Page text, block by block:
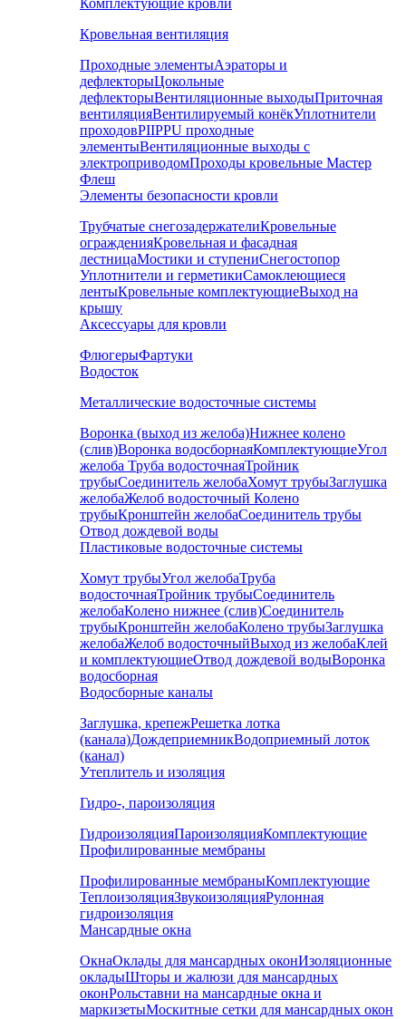
Комплектующие кровли
Кровельная вентиляция
Проходные элементыАэраторы и
дефлекторыЦокольные
дефлекторыВентиляционные выходыПриточная
вентиляцияВентилируемый конёкУплотнители
проходовPIIPPU проходные
элементыВентиляционные выходы с
электроприводомПроходы кровельные Мастер
Флеш
Элементы безопасности кровли
Трубчатые снегозадержателиКровельные
огражденияКровельная и фасадная
лестницаМостики и ступениСнегостопор
Уплотнители и герметикиСамоклеющиеся
лентыКровельные комплектующиеВыход на
крышу
Аксессуары для кровли
ФлюгерыФартуки
Водосток
Металлические водосточные системы
Воронка (выход из желоба)Нижнее колено
(слив)Воронка водосборнаяКомплектующиеУгол
желоба Труба водосточнаяТройник
трубыСоединитель желобаХомут трубыЗаглушка
желобаЖелоб водосточный Колено
трубыКронштейн желобаСоединитель трубы
Отвод дождевой воды
Пластиковые водосточные системы
Хомут трубыУгол желобаТруба
водосточнаяТройник трубыСоединитель
желобаКолено нижнее (слив)Соединитель
трубыКронштейн желобаКолено трубыЗаглушка
желобаЖелоб водосточныйВыход из желобаКлей
и комплектующиеОтвод дождевой водыВоронка
водосборная
Водосборные каналы
Заглушка, крепежРешетка лотка
(канала)ДождеприемникВодоприемный лоток
(канал)
Утеплитель и изоляция
Гидро-, пароизоляция
ГидроизоляцияПароизоляцияКомплектующие
Профилированные мембраны
Профилированные мембраныКомплектующие
ТеплоизоляцияЗвукоизоляцияРулонная
гидроизоляция
Мансардные окна
ОкнаОклады для мансардных оконИзоляционные
окладыШторы и жалюзи для мансардных
оконРольставни на мансардные окна и
маркизетыМоскитные сетки для мансардных окон